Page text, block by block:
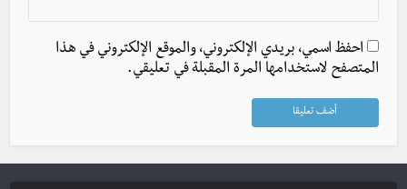
احفظ اسمي، بريدي الإلكتروني، والموقع الإلكتروني في هذا
المتصفح لاستخدامها المرة المقبلة في تعليقي.